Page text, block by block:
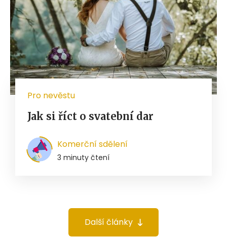
Pro nevěstu
Jak si říct o svatební dar
Komerční sdělení
3 minuty čtení
Další články